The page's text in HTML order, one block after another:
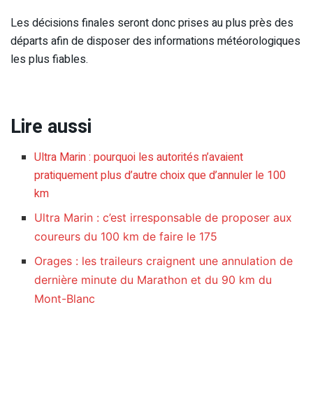
Les décisions finales seront donc prises au plus près des
départs afin de disposer des informations météorologiques
les plus fiables.
Lire aussi
Ultra Marin : pourquoi les autorités n’avaient
pratiquement plus d’autre choix que d’annuler le 100
km
Ultra Marin : c’est irresponsable de proposer aux
coureurs du 100 km de faire le 175
Orages : les traileurs craignent une annulation de
dernière minute du Marathon et du 90 km du
Mont-Blanc